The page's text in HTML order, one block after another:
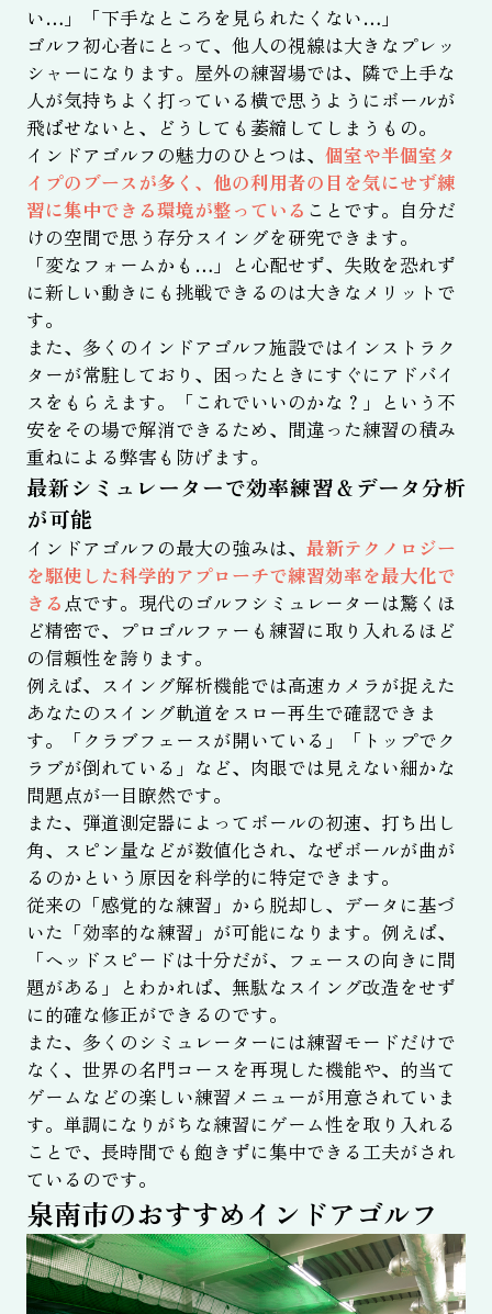
い…」「下手なところを見られたくない…」
ゴルフ初心者にとって、他人の視線は大きなプレッ
シャーになります。屋外の練習場では、隣で上手な
人が気持ちよく打っている横で思うようにボールが
飛ばせないと、どうしても萎縮してしまうもの。
インドアゴルフの魅力のひとつは、 個室や半個室タ
イプのブースが多く、他の利用者の目を気にせず練
習に集中できる環境が整っている ことです。自分だ
けの空間で思う存分スイングを研究できます。
「変なフォームかも…」と心配せず、失敗を恐れず
に新しい動きにも挑戦できるのは大きなメリットで
す。
また、多くのインドアゴルフ施設ではインストラク
ターが常駐しており、困ったときにすぐにアドバイ
スをもらえます。「これでいいのかな？」という不
安をその場で解消できるため、間違った練習の積み
重ねによる弊害も防げます。
最新シミュレーターで効率練習＆データ分析
が可能
インドアゴルフの最大の強みは、 最新テクノロジー
を駆使した科学的アプローチで練習効率を最大化で
きる 点です。現代のゴルフシミュレーターは驚くほ
ど精密で、プロゴルファーも練習に取り入れるほど
の信頼性を誇ります。
例えば、スイング解析機能では高速カメラが捉えた
あなたのスイング軌道をスロー再生で確認できま
す。「クラブフェースが開いている」「トップでク
ラブが倒れている」など、肉眼では見えない細かな
問題点が一目瞭然です。
また、弾道測定器によってボールの初速、打ち出し
角、スピン量などが数値化され、なぜボールが曲が
るのかという原因を科学的に特定できます。
従来の「感覚的な練習」から脱却し、データに基づ
いた「効率的な練習」が可能になります。例えば、
「ヘッドスピードは十分だが、フェースの向きに問
題がある」とわかれば、無駄なスイング改造をせず
に的確な修正ができるのです。
また、多くのシミュレーターには練習モードだけで
なく、世界の名門コースを再現した機能や、的当て
ゲームなどの楽しい練習メニューが用意されていま
す。単調になりがちな練習にゲーム性を取り入れる
ことで、長時間でも飽きずに集中できる工夫がされ
ているのです。
泉南市のおすすめインドアゴルフ